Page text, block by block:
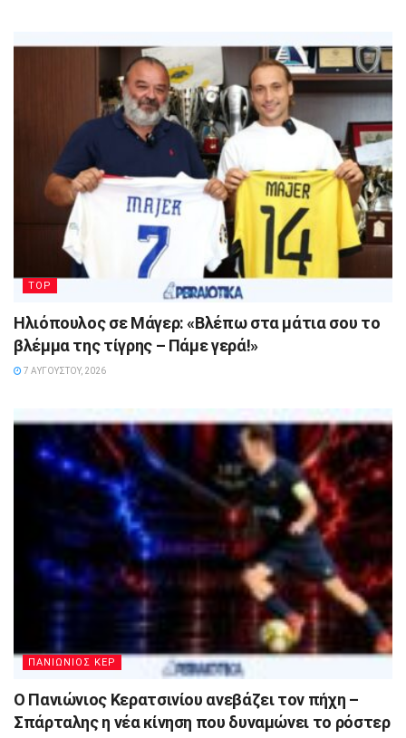
TOP
Ηλιόπουλος σε Μάγερ: «Βλέπω στα μάτια σου το
βλέμμα της τίγρης – Πάμε γερά!»
7 ΑΥΓΟΎΣΤΟΥ, 2026
ΠΑΝΙΩΝΙΟΣ ΚΕΡ
Ο Πανιώνιος Κερατσινίου ανεβάζει τον πήχη –
Σπάρταλης η νέα κίνηση που δυναμώνει το ρόστερ